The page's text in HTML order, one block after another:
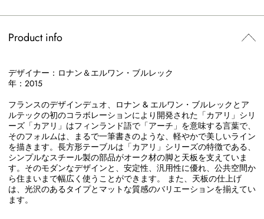
Product info
デザイナー：ロナン＆エルワン・ブルレック
年：2015
フランスのデザインデュオ、ロナン & エルワン・ブルレックとア
ルテックの初のコラボレーションにより開発された「カアリ」シリ
ーズ「カアリ」はフィンランド語で「アーチ」を意味する言葉で、
そのフォルムは、まるで一筆書きのような、軽やかで美しいライン
を描きます。長方形テーブルは「カアリ」シリーズの特徴である、
シンプルなスチール製の部品がオーク材の脚と天板を支えていま
す。そのモダンなデザインと、安定性、汎用性に優れ、公共空間か
ら住まいまで幅広く使うことができます。 また、天板の仕上げ
は、光沢のあるタイプとマットな質感のバリエーションを揃えてい
ます。